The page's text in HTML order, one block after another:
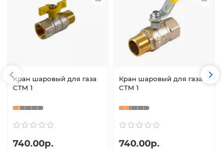
Кран шаровый для газа
СТМ 1
740.00р.
Кран шаровый для газа
СТМ 1
740.00р.